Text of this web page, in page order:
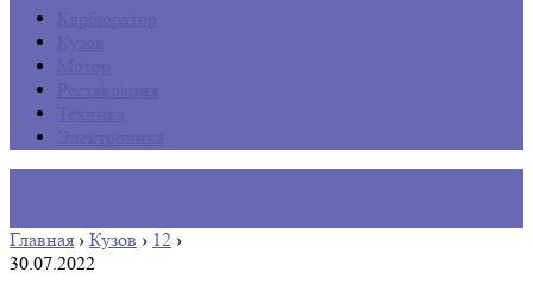
Главная › Кузов › 12 ›
30.07.2022